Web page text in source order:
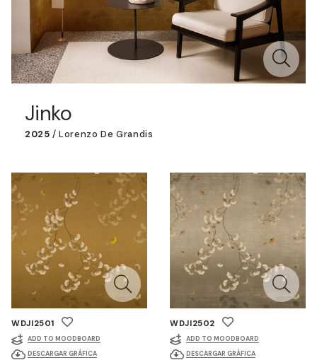
Jinko
2025 / Lorenzo De Grandis
WDJI2501
ADD TO MOODBOARD
DESCARGAR GRÁFICA
WDJI2502
ADD TO MOODBOARD
DESCARGAR GRÁFICA